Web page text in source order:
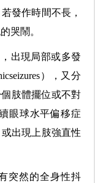
發作時間不長，
哭鬧。
出現局部或多發
），又分
肢體擺位或不對
眼球水平偏移症
出現上肢強直性
突然的全身性抖